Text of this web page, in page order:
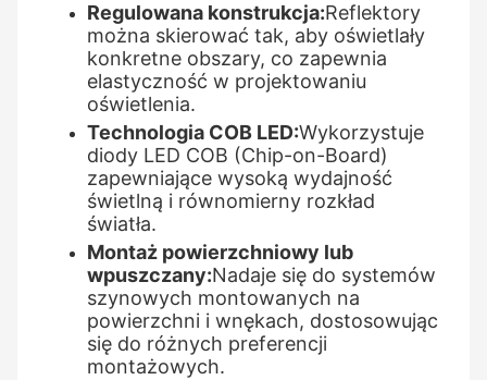
Regulowana konstrukcja:Reflektory
można skierować tak, aby oświetlały
konkretne obszary, co zapewnia
elastyczność w projektowaniu
oświetlenia.
Technologia COB LED:Wykorzystuje
diody LED COB (Chip-on-Board)
zapewniające wysoką wydajność
świetlną i równomierny rozkład
światła.
Montaż powierzchniowy lub
wpuszczany:Nadaje się do systemów
szynowych montowanych na
powierzchni i wnękach, dostosowując
się do różnych preferencji
montażowych.